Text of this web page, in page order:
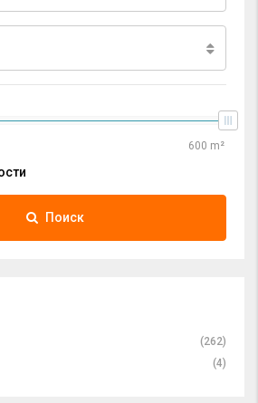
Поиск
(262)
(4)